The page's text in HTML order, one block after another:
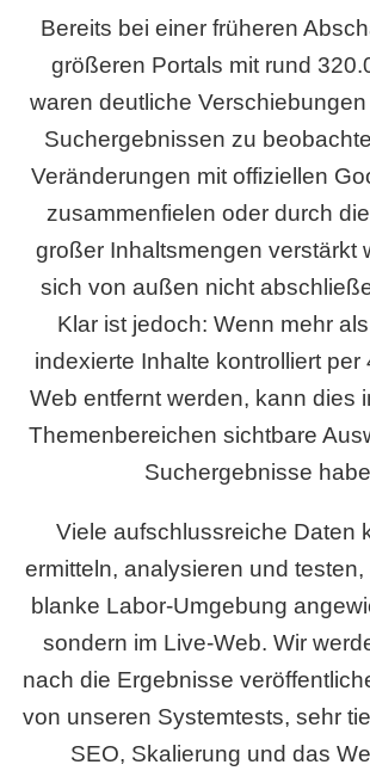
Bereits bei einer früheren
größeren Portals mit rund
waren deutliche
Suchergebnissen zu
Veränderungen mit offiziellen
zusammenfielen oder durch
großer Inhaltsmengen verstärkt
sich von außen nicht
Klar ist jedoch: Wenn mehr
indexierte Inhalte kontrolliert per
Web entfernt werden, kann dies
Themenbereichen sichtbare
Suchergebnisse
Viele aufschlussreiche Daten
ermitteln, analysieren und
blanke Labor-Umgebung
sondern im Live-Web. Wir
nach die Ergebnisse
von unseren Systemtests, sehr
SEO, Skalierung und das